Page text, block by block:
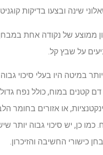
שינה ובצעו בדיקות
ממוצע של נקודה אחת במבחן
על שבץ קל.
במיטה היו בעלי סיכוי
דם קטנים במוח, כולל נפח
או אזורים בחומר
כן, יש סיכוי גבוה יותר
כישורי החשיבה והזיכרון.